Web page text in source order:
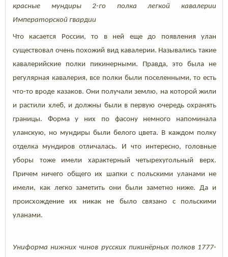
красные мундиры 2-го полка легкой кавалерии
Императорской гвардии
Что касается России, то в ней еще до появления улан
существовал очень похожий вид кавалерии. Назывались такие
кавалерийские полки пикинерными. Правда, это была не
регулярная кавалерия, все полки были поселенными, то есть
что-то вроде казаков. Они получали землю, на которой жили
и растили хлеб, и должны были в первую очередь охранять
границы. Форма у них по фасону немного напоминала
уланскую, но мундиры были белого цвета. В каждом полку
отделка мундиров отличалась. И что интересно, головные
уборы тоже имели характерный четырехугольный верх.
Причем ничего общего их шапки с польскими уланами не
имели, как легко заметить они были заметно ниже. Да и
происхождение их никак не было связано с польскими
уланами.
Униформа нижних чинов русских пикинёрных полков 1777-